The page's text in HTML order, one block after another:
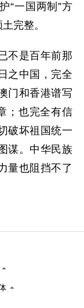
“一国两制”方
完整。
是百年前那
之中国，完全
门和香港谱写
；也完全有信
破坏祖国统一
谋。中华民族
量也阻挡不了